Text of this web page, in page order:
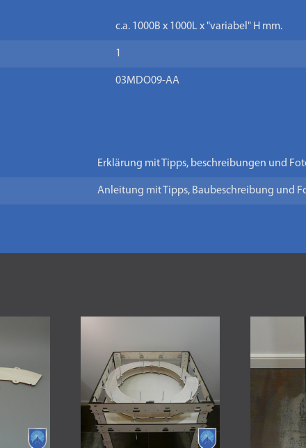
c.a. 1000B x 1000L x "variabel" H mm.
1
03MDO09-AA
Erklärung mit Tipps, beschreibungen und
Anleitung mit Tipps, Baubeschreibung und